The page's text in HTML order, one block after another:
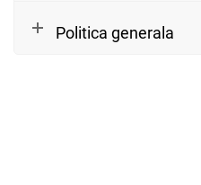
Politica generala